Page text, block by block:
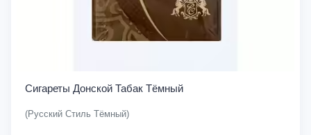
Сигареты Донской Табак Тёмный
(Русский Стиль Тёмный)